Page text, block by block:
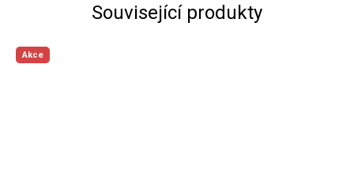
Související produkty
Akce